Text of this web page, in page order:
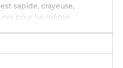
sapide, crayeuse,
pour lui-même.